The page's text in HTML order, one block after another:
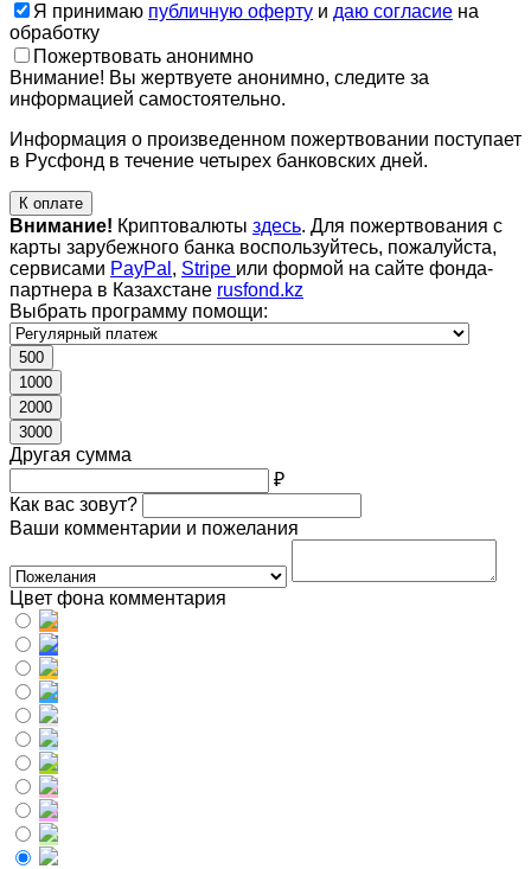
Я принимаю публичную оферту и даю согласие на
обработку
Пожертвовать анонимно
Внимание! Вы жертвуете анонимно, следите за
информацией самостоятельно.
Информация о произведенном пожертвовании поступает
в Русфонд в течение четырех банковских дней.
К оплате
Внимание! Криптовалюты здесь. Для пожертвования с
карты зарубежного банка воспользуйтесь, пожалуйста,
сервисами PayPal , Stripe или формой на сайте фонда-
партнера в Казахстане rusfond.kz
Выбрать программу помощи:
500
1000
2000
3000
Другая сумма
₽
Как вас зовут?
Ваши комментарии и пожелания
Цвет фона комментария